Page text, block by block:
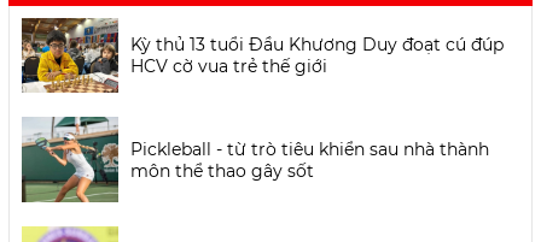
Kỳ thủ 13 tuổi Đầu Khương Duy đoạt cú đúp
HCV cờ vua trẻ thế giới
Pickleball - từ trò tiêu khiển sau nhà thành
môn thể thao gây sốt